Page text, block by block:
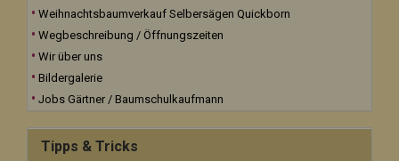
Weihnachtsbaumverkauf Selbersägen Quickborn
Wegbeschreibung / Öffnungszeiten
Wir über uns
Bildergalerie
Jobs Gärtner / Baumschulkaufmann
Tipps & Tricks